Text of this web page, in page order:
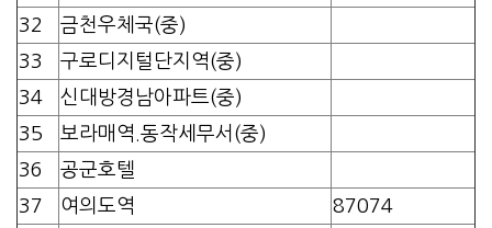
32
금천우체국(중)
33
구로디지털단지역(중)
34
신대방경남아파트(중)
35
보라매역.동작세무서(중)
36
공군호텔
37
여의도역
87074